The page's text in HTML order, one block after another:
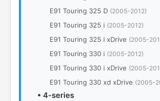
E91 Touring 325 D (2005-2012)
E91 Touring 325 i (2005-2012)
E91 Touring 325 i xDrive (2005-
E91 Touring 330 i (2005-2012)
E91 Touring 330 i xDrive (2005-
E91 Touring 330 xd xDrive (2005-
• 4-series